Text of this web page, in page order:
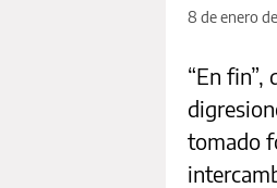
8 de enero
“En fin”,
tomado